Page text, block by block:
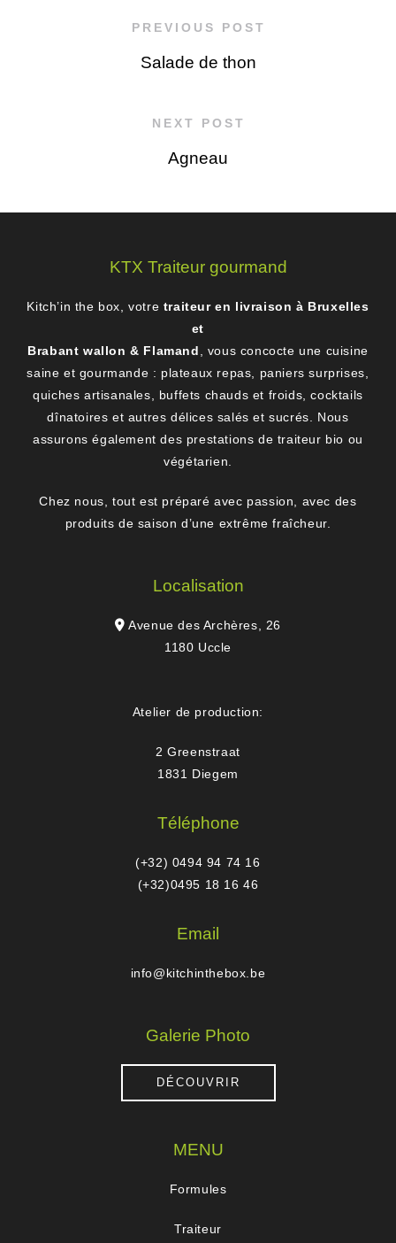
PREVIOUS POST
Salade de thon
NEXT POST
Agneau
KTX Traiteur gourmand
Kitch’in the box, votre traiteur en livraison à Bruxelles
et
Brabant wallon & Flamand , vous concocte une cuisine
saine et gourmande : plateaux repas, paniers surprises,
quiches artisanales, buffets chauds et froids, cocktails
dînatoires et autres délices salés et sucrés. Nous
assurons également des prestations de traiteur bio ou
végétarien.
Chez nous, tout est préparé avec passion, avec des
produits de saison d’une extrême fraîcheur.
Localisation
Avenue des Archères, 26
1180 Uccle
Atelier de production:
2 Greenstraat
1831 Diegem
Téléphone
(+32) 0494 94 74 16
(+32)0495 18 16 46
Email
info@kitchinthebox.be
Galerie Photo
DÉCOUVRIR
MENU
Formules
Traiteur